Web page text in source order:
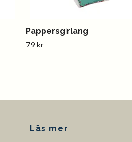
Pappersgirlang
79 kr
Läs mer